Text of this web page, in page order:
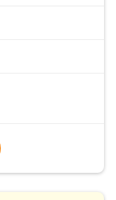
す。基本マニ
めて」という
ませんか。売
環境で、少しず
4000～27万
定します。
あり